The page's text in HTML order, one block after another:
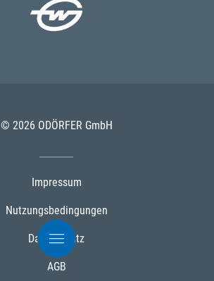
© 2026 ODÖRFER GmbH
Impressum
Nutzungsbedingungen
Datenschutz
AGB